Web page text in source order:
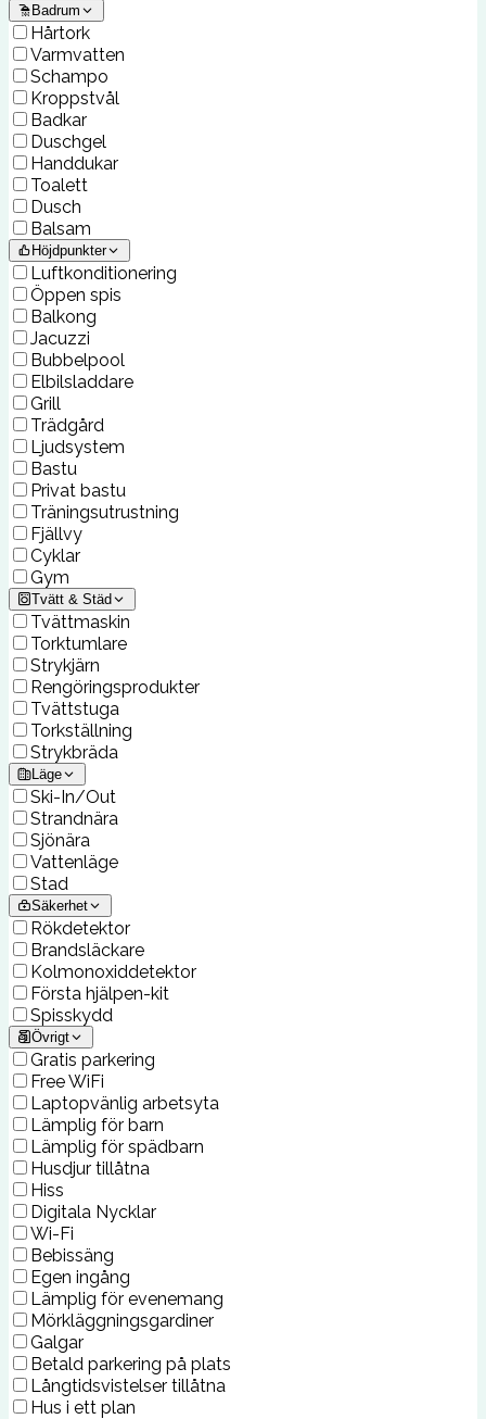
Badrum
Hårtork
Varmvatten
Schampo
Kroppstvål
Badkar
Duschgel
Handdukar
Toalett
Dusch
Balsam
Höjdpunkter
Luftkonditionering
Öppen spis
Balkong
Jacuzzi
Bubbelpool
Elbilsladdare
Grill
Trädgård
Ljudsystem
Bastu
Privat bastu
Träningsutrustning
Fjällvy
Cyklar
Gym
Tvätt & Städ
Tvättmaskin
Torktumlare
Strykjärn
Rengöringsprodukter
Tvättstuga
Torkställning
Strykbräda
Läge
Ski-In/Out
Strandnära
Sjönära
Vattenläge
Stad
Säkerhet
Rökdetektor
Brandsläckare
Kolmonoxiddetektor
Första hjälpen-kit
Spisskydd
Övrigt
Gratis parkering
Free WiFi
Laptopvänlig arbetsyta
Lämplig för barn
Lämplig för spädbarn
Husdjur tillåtna
Hiss
Digitala Nycklar
Wi-Fi
Bebissäng
Egen ingång
Lämplig för evenemang
Mörkläggningsgardiner
Galgar
Betald parkering på plats
Långtidsvistelser tillåtna
Hus i ett plan